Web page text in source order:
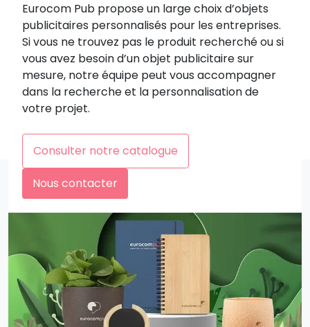
Eurocom Pub propose un large choix d’objets
publicitaires personnalisés pour les entreprises.
Si vous ne trouvez pas le produit recherché ou si
vous avez besoin d’un objet publicitaire sur
mesure, notre équipe peut vous accompagner
dans la recherche et la personnalisation de
votre projet.
Consulter notre catalogue
Nous contacter